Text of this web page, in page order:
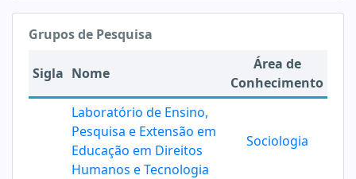
Grupos de Pesquisa
Sigla Nome
Área de
Conhecimento
Laboratório de Ensino,
Pesquisa e Extensão em
Educação em Direitos
Humanos e Tecnologia
Sociologia